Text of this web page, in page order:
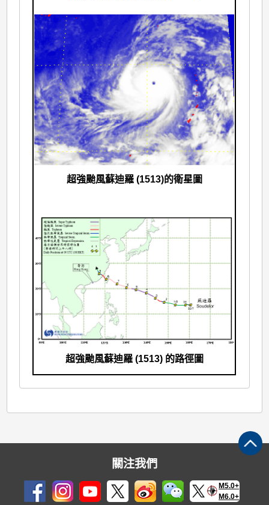
超強颱風蘇迪羅 (1513)的衛星圖
超強颱風蘇迪羅 (1513) 的路徑圖
關注我們
M5.0+
M6.0+